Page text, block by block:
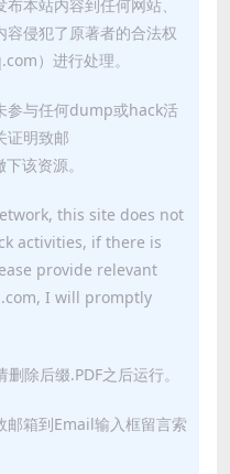
本站内容到任何网站、
侵犯了原著者的合法权
）进行处理。
参与任何dump或hack活
证明致邮
该资源。
this site does not
activities, if there is
provide relevant
I will promptly
除后缀.PDF之后运行。
邮箱到Email输入框留言索